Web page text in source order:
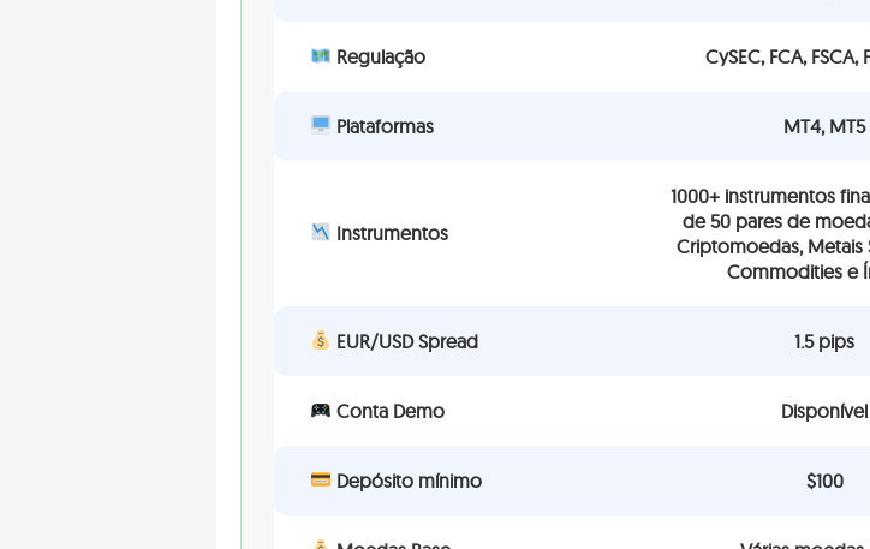
Regulação CySEC, FCA, FSCA,
Plataformas MT4, MT5
Instrumentos
1000+ instrumentos
de 50 pares de
Criptomoedas, Metais
Commodities e
EUR/USD Spread 1.5 pips
Conta Demo Disponível
Depósito mínimo $100